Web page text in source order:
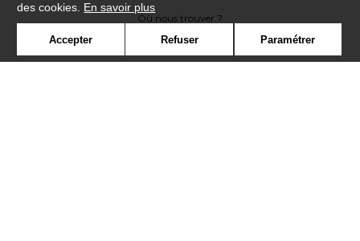
Où nous trouver ?
des cookies. En savoir plus
Accepter Refuser Paramétrer